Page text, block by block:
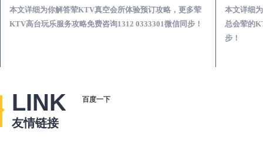
本文详细为你解答荤KTV真空会所体验预订攻略，更多荤
KTV高台玩乐服务攻略免费咨询1312 0333301微信同步！
本文详细
总会荤的
步！
LINK
友情链接
百度一下